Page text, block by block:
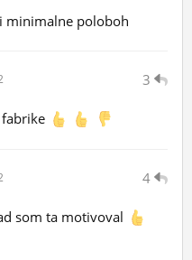
minimalne poloboh
3
4
som ta motivoval